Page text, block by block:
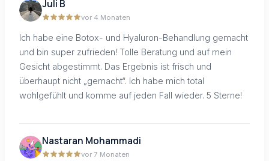
Juli B
vor 4 Monaten
Ich habe eine Botox- und Hyaluron-Behandlung gemacht
und bin super zufrieden! Tolle Beratung und auf mein
Gesicht abgestimmt. Das Ergebnis ist frisch und
überhaupt nicht „gemacht“. Ich habe mich total
wohlgefühlt und komme auf jeden Fall wieder. 5 Sterne!
Nastaran Mohammadi
vor 7 Monaten